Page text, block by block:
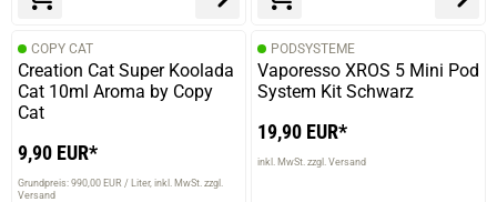
COPY CAT
Creation Cat Super Koolada
Cat 10ml Aroma by Copy
Cat
9,90 EUR*
Grundpreis: 990,00 EUR / Liter inkl. MwSt. zzgl.
Versand
PODSYSTEME
Vaporesso XROS 5 Mini Pod
System Kit Schwarz
19,90 EUR*
inkl. MwSt. zzgl. Versand